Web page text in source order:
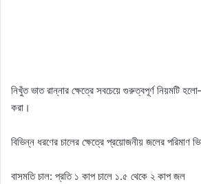
নিখুঁত ভাত রান্নার ক্ষেত্রে সবচেয়ে গুরুত্বপূর্ণ নিয়মটি
করা।
বিভিন্ন ধরণের চালের ক্ষেত্রে প্রয়োজনীয় জলের পরিমাণ
বাসমতি চাল: প্রতি ১ কাপ চালে ১.৫ থেকে ২ কাপ জল